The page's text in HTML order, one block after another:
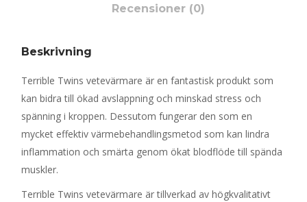
Recensioner (0)
Beskrivning
Terrible Twins vetevärmare är en fantastisk produkt som
kan bidra till ökad avslappning och minskad stress och
spänning i kroppen. Dessutom fungerar den som en
mycket effektiv värmebehandlingsmetod som kan lindra
inflammation och smärta genom ökat blodflöde till spända
muskler.
Terrible Twins vetevärmare är tillverkad av högkvalitativt